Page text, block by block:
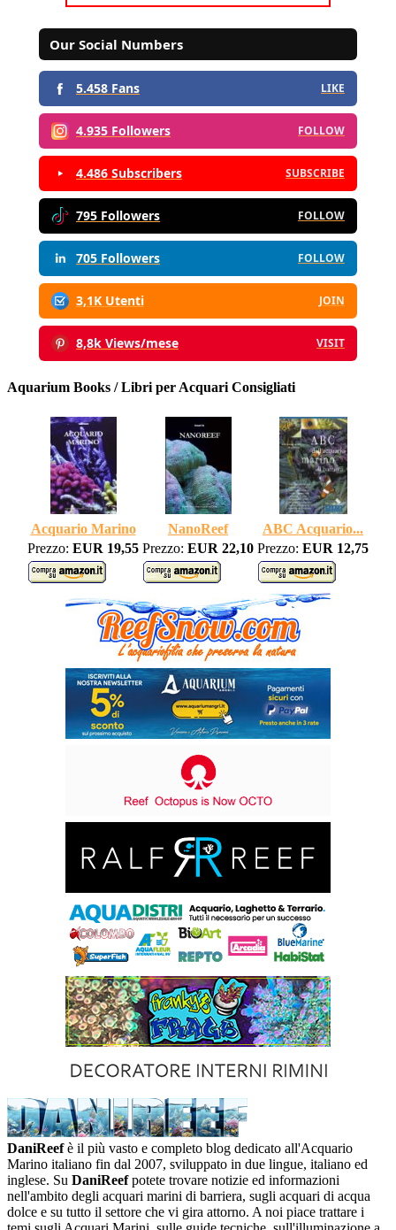
Our Social Numbers
5.458 Fans LIKE
4.935 Followers FOLLOW
4.486 Subscribers SUBSCRIBE
795 Followers FOLLOW
705 Followers FOLLOW
3,1K Utenti JOIN
8,8k Views/mese VISIT
Aquarium Books / Libri per Acquari Consigliati
Acquario Marino NanoReef
ABC Acquario...
Prezzo: EUR 19,55 Prezzo: EUR 22,10 Prezzo: EUR 12,75
DaniReefè il più vasto e completo blog dedicato all'Acquario
Marino italiano fin dal 2007, sviluppato in due lingue, italiano ed
inglese. Su DaniReefpotete trovare notizie ed informazioni
nell'ambito degli acquari marini di barriera, sugli acquari di acqua
dolce e su tutto il settore che vi gira attorno. A noi piace trattare i